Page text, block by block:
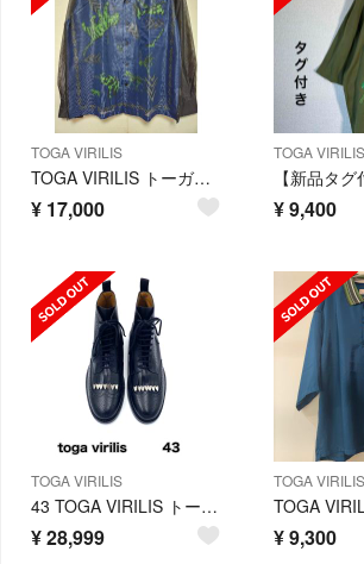
TOGA VIRILIS
TOGA VIRILIS トーガ メッシュ シャツ TOGA ARCHIVES
¥ 17,000
TOGA VIRILIS
¥9,400
TOGA VIRILIS
43 TOGA VIRILIS トーガ ビリリース ブーツ ブラック レザー
¥28,999
TOGA VIRILIS
¥9,300